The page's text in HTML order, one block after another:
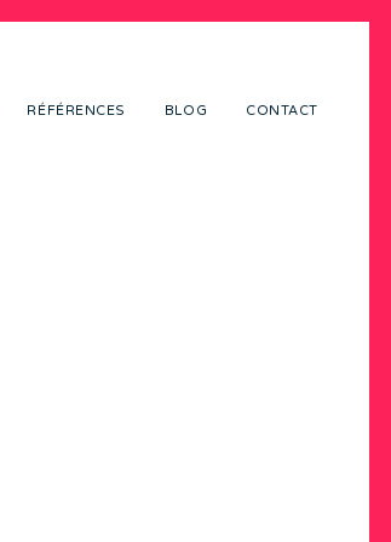
RÉFÉRENCES BLOG CONTACT